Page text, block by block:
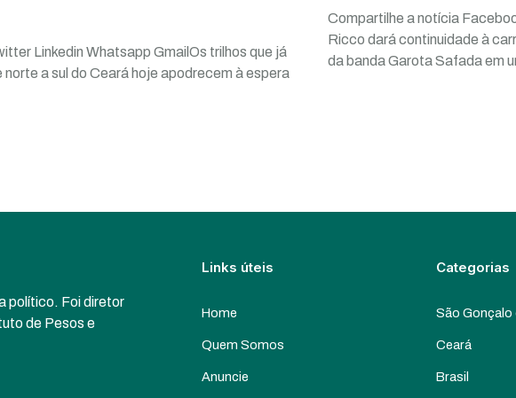
Linkedin Whatsapp GmailOs trilhos que já
a sul do Ceará hoje apodrecem à espera
Compartilhe a notícia
Ricco dará continuidade à
da banda Garota Safada em
político. Foi diretor
de Pesos e
Links úteis
Home
Quem Somos
Anuncie
Categorias
São
Ceará
Brasil